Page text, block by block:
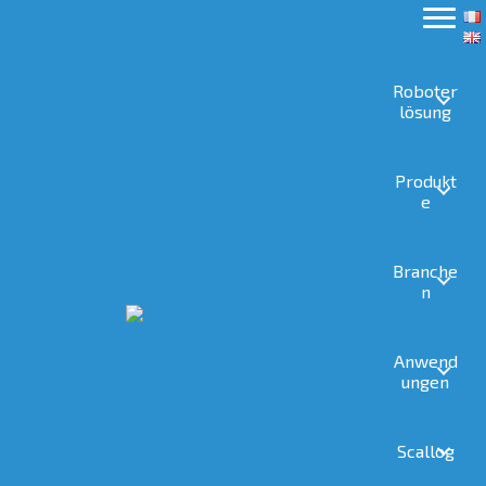
Roboter
lösung
Produkt
e
Branche
n
Anwend
ungen
Scallog